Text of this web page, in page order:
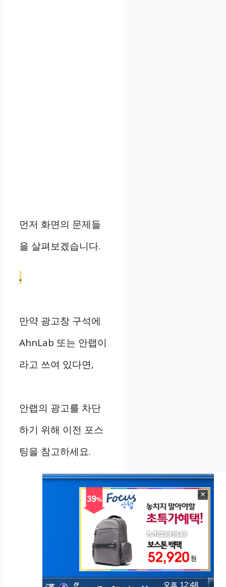
먼저 화면의 문제들
을 살펴보겠습니다.
.
만약 광고창 구석에
AhnLab 또는 안랩이
라고 쓰여 있다면,
안랩의 광고를 차단
하기 위해 이전 포스
팅을 참고하세요.